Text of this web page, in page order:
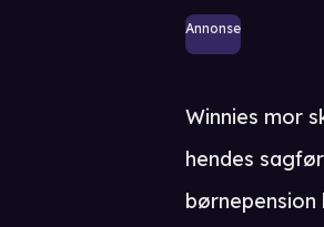
Annonse
Winnies mor
hendes